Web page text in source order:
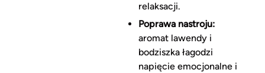
relaksacji.
Poprawa nastroju:
aromat lawendy i
bodziszka łagodzi
napięcie emocjonalne i